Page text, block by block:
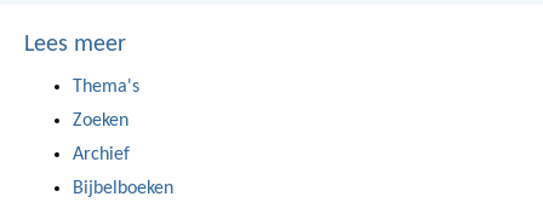
Lees meer
Thema's
Zoeken
Archief
Bijbelboeken